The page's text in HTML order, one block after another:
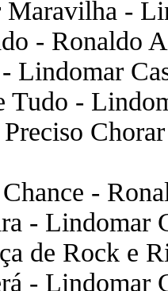
-
- Ronaldo
Lindomar
Tudo -
Preciso
-
- Lindomar
de Rock e
- Lindomar